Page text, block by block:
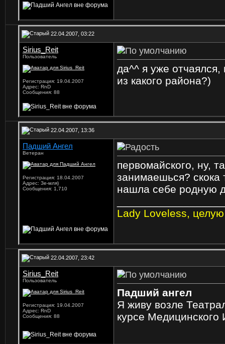
22.04.2007, 03:22
Sirius_Reit
Пользователь
Регистрация: 19.04.2007
Адрес: RnD
Сообщения: 88
да^^ я уже отчаялся,
из какого района?)
22.04.2007, 13:36
Падший Ангел
Ветеран
Регистрация: 18.04.2007
Адрес: Зе-мля)
Сообщения: 1,710
первомайского, ну,
занимаешься? скока
нашла себе родную
Lady Loveless,
22.04.2007, 23:42
Sirius_Reit
Пользователь
Регистрация: 19.04.2007
Адрес: RnD
Сообщения: 88
Падший ангел
Я живу возле
курсе Медицинского